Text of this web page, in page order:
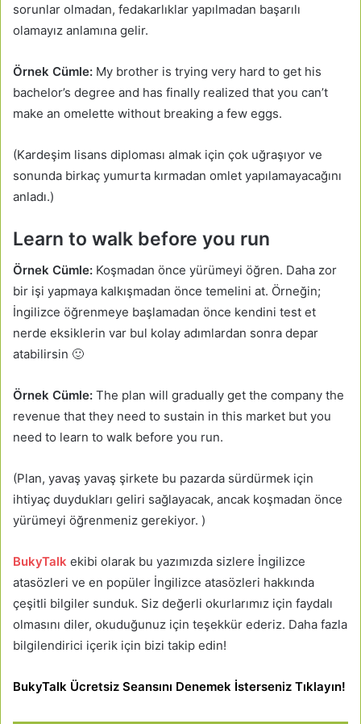
sorunlar olmadan, fedakarlıklar yapılmadan başarılı
olamayız anlamına gelir.
Örnek Cümle: My brother is trying very hard to get his
bachelor’s degree and has finally realized that you can’t
make an omelette without breaking a few eggs.
(Kardeşim lisans diploması almak için çok uğraşıyor ve
sonunda birkaç yumurta kırmadan omlet yapılamayacağını
anladı.)
Learn to walk before you run
Örnek Cümle: Koşmadan önce yürümeyi öğren. Daha zor
bir işi yapmaya kalkışmadan önce temelini at. Örneğin;
İngilizce öğrenmeye başlamadan önce kendini test et
nerde eksiklerin var bul kolay adımlardan sonra depar
atabilirsin 🙂
Örnek Cümle: The plan will gradually get the company the
revenue that they need to sustain in this market but you
need to learn to walk before you run.
(Plan, yavaş yavaş şirkete bu pazarda sürdürmek için
ihtiyaç duydukları geliri sağlayacak, ancak koşmadan önce
yürümeyi öğrenmeniz gerekiyor. )
BukyTalk ekibi olarak bu yazımızda sizlere İngilizce
atasözleri ve en popüler İngilizce atasözleri hakkında
çeşitli bilgiler sunduk. Siz değerli okurlarımız için faydalı
olmasını diler, okuduğunuz için teşekkür ederiz. Daha fazla
bilgilendirici içerik için bizi takip edin!
BukyTalk Ücretsiz Seansını Denemek İsterseniz Tıklayın!